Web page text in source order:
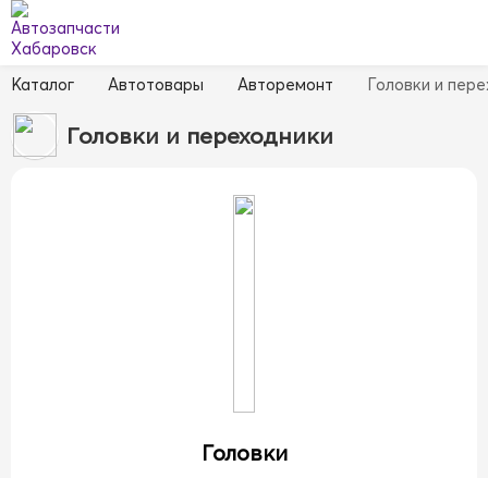
Каталог Автотовары Авторемонт Головки и
Головки и переходники
Головки